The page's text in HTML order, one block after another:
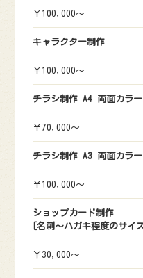
￥100,000～
キャラクター制作
￥100,000～
チラシ制作 A4 両面カラー
￥70,000～
チラシ制作 A3 両面カラー
￥100,000～
ショップカード制作
[名刺～ハガキ程度のサイ
￥30,000～